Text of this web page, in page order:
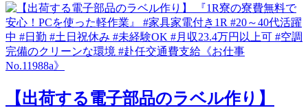
【出荷する電子部品のラベル作り】